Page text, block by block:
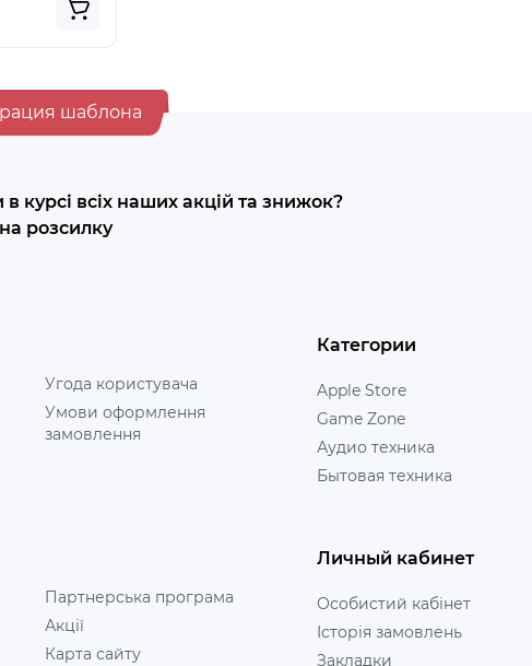
шаблона
курсі всіх наших акцій та знижок?
розсилку
Угода користувача
Умови оформлення
замовлення
Категории
Apple Store
Game Zone
Аудио техника
Бытовая техника
Партнерська програма
Акції
Карта сайту
Личный кабинет
Особистий кабінет
Історія замовлень
Закладки